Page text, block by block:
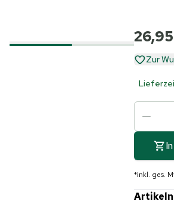
Zur
*inkl. ges.